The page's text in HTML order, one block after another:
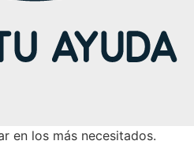
en los más necesitados.